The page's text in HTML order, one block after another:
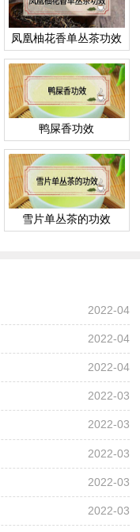
凤凰柚花香单丛茶功效
鸭屎香功效
雪片单丛茶的功效
2022-04
2022-04
2022-04
2022-03
2022-03
2022-03
2022-03
2022-03